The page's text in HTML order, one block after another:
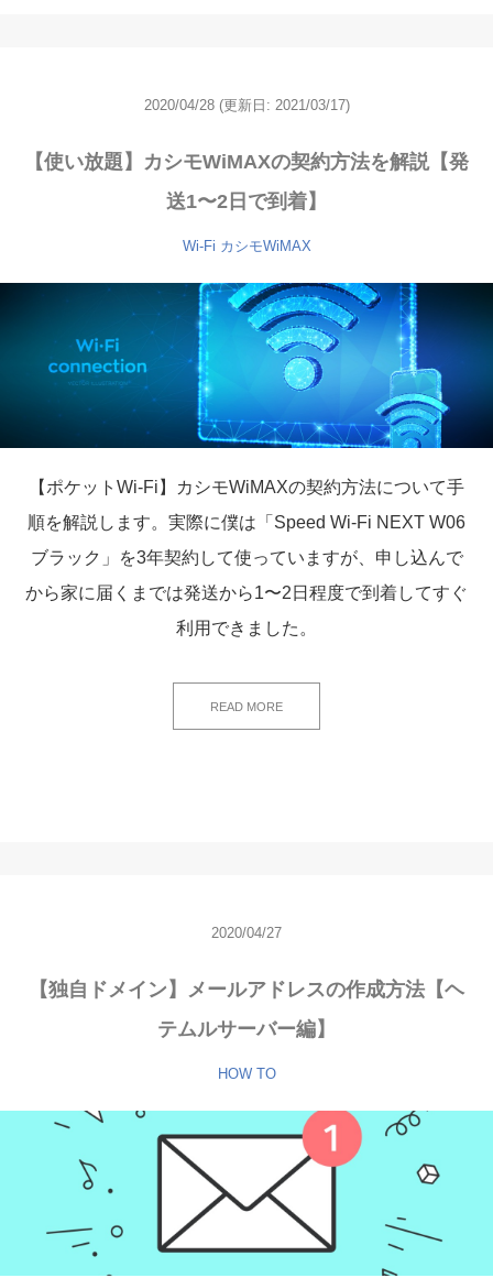
2020/04/28 (更新日: 2021/03/17)
【使い放題】カシモWiMAXの契約方法を解説【発
送1〜2日で到着】
Wi-Fi カシモWiMAX
【ポケットWi-Fi】カシモWiMAXの契約方法について手
順を解説します。実際に僕は「Speed Wi-Fi NEXT W06
ブラック」を3年契約して使っていますが、申し込んで
から家に届くまでは発送から1〜2日程度で到着してすぐ
利用できました。
READ MORE
2020/04/27
【独自ドメイン】メールアドレスの作成方法【ヘ
テムルサーバー編】
HOW TO